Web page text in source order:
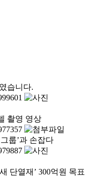
습니다.
촬영 영상
룹’과 손잡다
단열재’ 300억원 목표